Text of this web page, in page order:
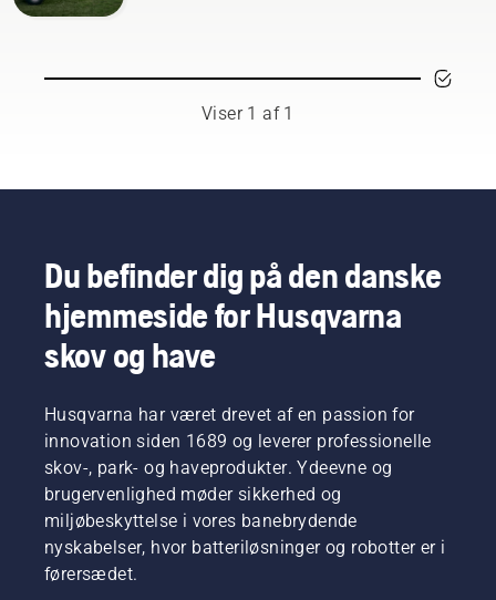
Viser 1 af 1
Du befinder dig på den danske
hjemmeside for Husqvarna
skov og have
Husqvarna har været drevet af en passion for
innovation siden 1689 og leverer professionelle
skov-, park- og haveprodukter. Ydeevne og
brugervenlighed møder sikkerhed og
miljøbeskyttelse i vores banebrydende
nyskabelser, hvor batteriløsninger og robotter er i
førersædet.